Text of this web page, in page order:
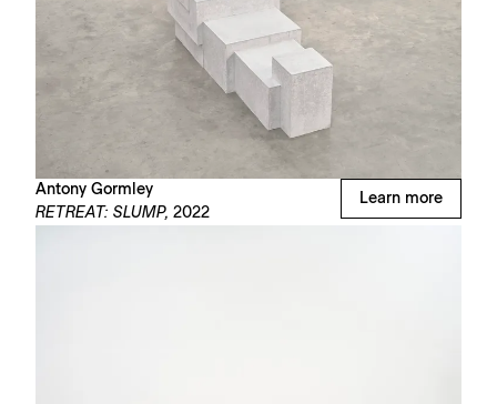
Antony Gormley
RETREAT: SLUMP, 2022
Learn more